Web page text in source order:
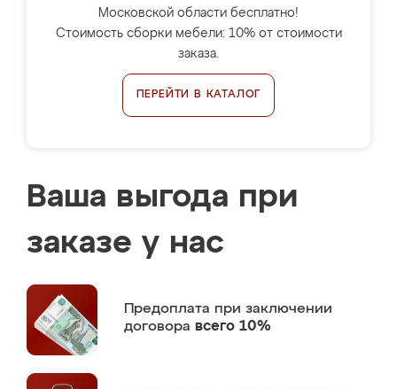
Московской области бесплатно!
Стоимость сборки мебели: 10% от стоимости
заказа.
ПЕРЕЙТИ В КАТАЛОГ
Ваша выгода при
заказе у нас
Предоплата при заключении
договора всего 10%